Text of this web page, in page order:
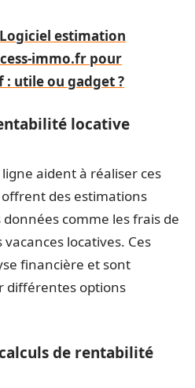
Logiciel estimation
immo.fr pour
utile ou gadget ?
locative
aident à réaliser ces
des estimations
comme les frais de
locatives. Ces
financière et sont
différentes options
de rentabilité